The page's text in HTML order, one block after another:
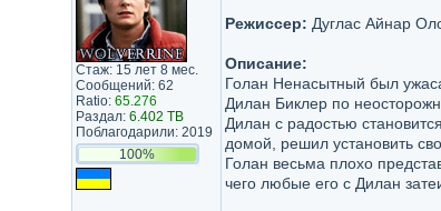
Стаж: 15 лет 8 мес.
Сообщений: 62
Ratio: 65.276
Раздал: 6.402 TB
Поблагодарили: 2019
100%
Режиссер: Дуглас Айнар
Описание:
Голан Ненасытный был
Дилан Биклер по
Дилан с радостью
домой, решил установить
Голан весьма плохо
чего любые его с Дилан